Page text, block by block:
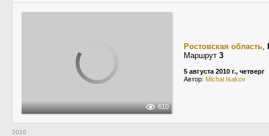
610
Ростовская область,
Маршрут 3
5 августа 2010 г., четверг
Автор: Michal Isakov
2010